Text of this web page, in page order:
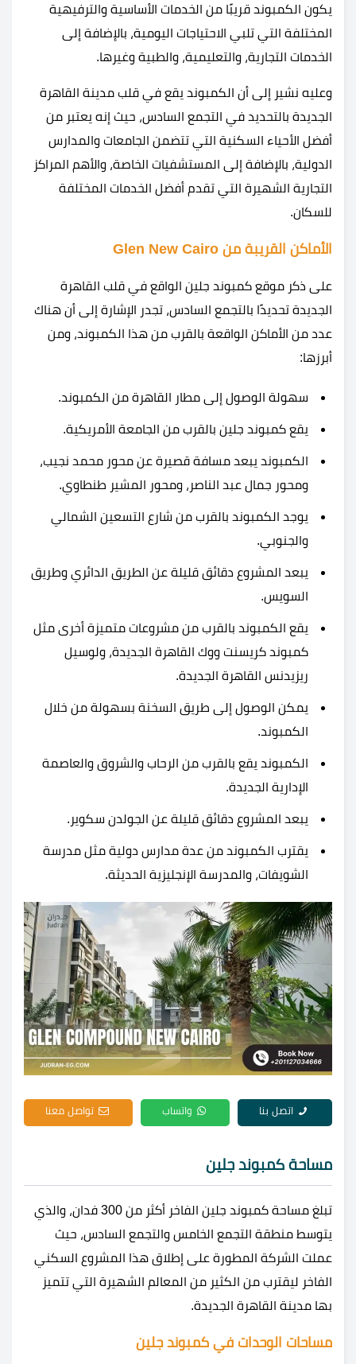
يكون الكمبوند قريبًا من الخدمات الأساسية والترفيهية
المختلفة التي تلبي الاحتياجات اليومية، بالإضافة إلى
الخدمات التجارية، والتعليمية، والطبية وغيرها.
وعليه نشير إلى أن الكمبوند يقع في قلب مدينة القاهرة
الجديدة بالتحديد في التجمع السادس، حيث إنه يعتبر من
أفضل الأحياء السكنية التي تتضمن الجامعات والمدارس
الدولية، بالإضافة إلى المستشفيات الخاصة، والأهم المراكز
التجارية الشهيرة التي تقدم أفضل الخدمات المختلفة
للسكان.
الأماكن القريبة من Glen New Cairo
على ذكر موقع كمبوند جلين الواقع في قلب القاهرة
الجديدة تحديدًا بالتجمع السادس، تجدر الإشارة إلى أن هناك
عدد من الأماكن الواقعة بالقرب من هذا الكمبوند، ومن
أبرزها:
سهولة الوصول إلى مطار القاهرة من الكمبوند.
يقع كمبوند جلين بالقرب من الجامعة الأمريكية.
الكمبوند يبعد مسافة قصيرة عن محور محمد نجيب،
ومحور جمال عبد الناصر، ومحور المشير طنطاوي.
يوجد الكمبوند بالقرب من شارع التسعين الشمالي
والجنوبي.
يبعد المشروع دقائق قليلة عن الطريق الدائري وطريق
السويس.
يقع الكمبوند بالقرب من مشروعات متميزة أخرى مثل
كمبوند كريسنت ووك القاهرة الجديدة، ولوسيل
ريزيدنس القاهرة الجديدة.
يمكن الوصول إلى طريق السخنة بسهولة من خلال
الكمبوند.
الكمبوند يقع بالقرب من الرحاب والشروق والعاصمة
الإدارية الجديدة.
يبعد المشروع دقائق قليلة عن الجولدن سكوير.
يقترب الكمبوند من عدة مدارس دولية مثل مدرسة
الشويفات، والمدرسة الإنجليزية الحديثة.
اتصل بنا واتساب تواصل معنا
مساحة كمبوند جلين
تبلغ مساحة كمبوند جلين الفاخر أكثر من 300 فدان، والذي
يتوسط منطقة التجمع الخامس والتجمع السادس، حيث
عملت الشركة المطورة على إطلاق هذا المشروع السكني
الفاخر ليقترب من الكثير من المعالم الشهيرة التي تتميز
بها مدينة القاهرة الجديدة.
مساحات الوحدات في كمبوند جلين